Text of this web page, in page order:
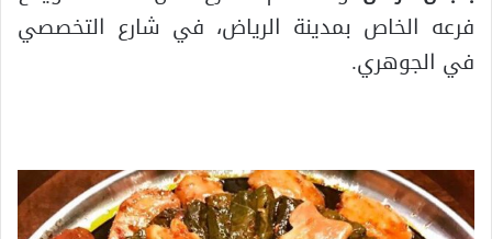
فرعه الخاص بمدينة الرياض، في شارع التخصصي
في الجوهري.